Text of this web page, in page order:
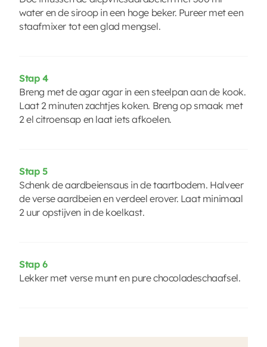
water en de siroop in een hoge beker. Pureer met een
staafmixer tot een glad mengsel.
Stap 4
Breng met de agar agar in een steelpan aan de kook.
Laat 2 minuten zachtjes koken. Breng op smaak met
2 el citroensap en laat iets afkoelen.
Stap 5
Schenk de aardbeiensaus in de taartbodem. Halveer
de verse aardbeien en verdeel erover. Laat minimaal
2 uur opstijven in de koelkast.
Stap 6
Lekker met verse munt en pure chocoladeschaafsel.